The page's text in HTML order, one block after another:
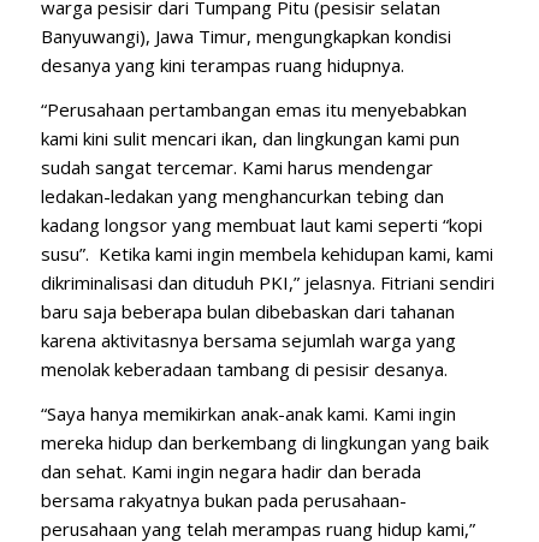
warga pesisir dari Tumpang Pitu (pesisir selatan
Banyuwangi), Jawa Timur, mengungkapkan kondisi
desanya yang kini terampas ruang hidupnya.
“Perusahaan pertambangan emas itu menyebabkan
kami kini sulit mencari ikan, dan lingkungan kami pun
sudah sangat tercemar. Kami harus mendengar
ledakan-ledakan yang menghancurkan tebing dan
kadang longsor yang membuat laut kami seperti “kopi
susu”. Ketika kami ingin membela kehidupan kami, kami
dikriminalisasi dan dituduh PKI,” jelasnya. Fitriani sendiri
baru saja beberapa bulan dibebaskan dari tahanan
karena aktivitasnya bersama sejumlah warga yang
menolak keberadaan tambang di pesisir desanya.
“Saya hanya memikirkan anak-anak kami. Kami ingin
mereka hidup dan berkembang di lingkungan yang baik
dan sehat. Kami ingin negara hadir dan berada
bersama rakyatnya bukan pada perusahaan-
perusahaan yang telah merampas ruang hidup kami,”